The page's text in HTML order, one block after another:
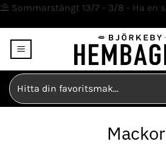
⛱️ Sommarstängt 13/7 - 3/8 - Ha en
Sök
efter:
Mackor